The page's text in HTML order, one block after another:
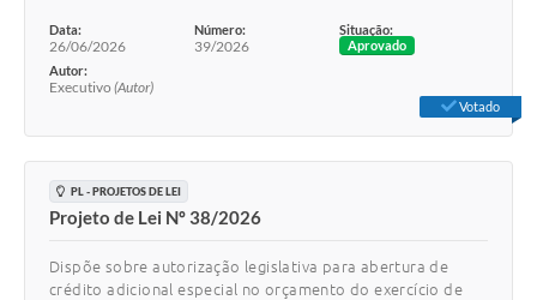
Data:
26/06/2026
Número:
39/2026
Situação:
Aprovado
Autor:
Executivo (Autor)
Votado
PL - PROJETOS DE LEI
Projeto de Lei Nº 38/2026
Dispõe sobre autorização legislativa para abertura de
crédito adicional especial no orçamento do exercício de